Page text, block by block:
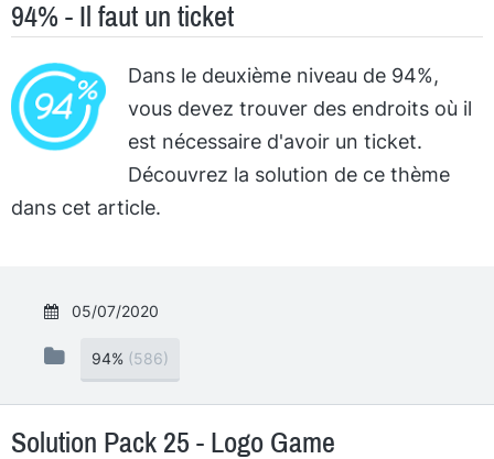
94% - Il faut un ticket
Dans le deuxième niveau de 94%,
vous devez trouver des endroits où il
est nécessaire d'avoir un ticket.
Découvrez la solution de ce thème
dans cet article.
05/07/2020
94% (586)
Solution Pack 25 - Logo Game